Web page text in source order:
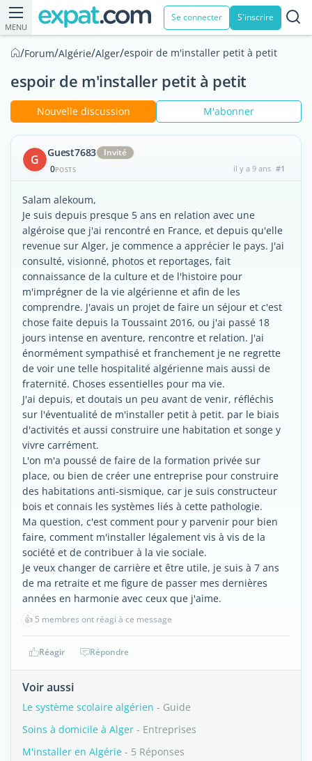
MENU
Se connecter S'inscrire
/Forum/Algérie/Alger/espoir de m'installer petit à petit
espoir de m'installer petit à petit
Nouvelle discussion M'abonner
G Guest7683
Invité
0POSTS il y a 9 ans #1
Salam alekoum,
Je suis depuis presque 5 ans en relation avec une
algéroise que j'ai rencontré en France, et depuis qu'elle
revenue sur Alger, je commence a apprécier le pays. J'ai
consulté, visionné, photos et reportages, fait
connaissance de la culture et de l'histoire pour
m'imprégner de la vie algérienne et afin de les
comprendre. J'avais un projet de faire un séjour et c'est
chose faite depuis la Toussaint 2016, ou j'ai passé 18
jours intense en aventure, rencontre et relation. J'ai
énormément sympathisé et franchement je ne regrette
de voir une telle hospitalité algérienne mais aussi de
fraternité. Choses essentielles pour ma vie.
J'ai depuis, et doutais un peu avant de venir, réfléchis
sur l'éventualité de m'installer petit à petit. par le biais
d'activités et aussi construire une habitation et songe y
vivre carrément.
L'on m'a poussé de faire de la formation privée sur
place, ou bien de créer une entreprise pour construire
des habitations anti-sismique, car je suis constructeur
bois et connais les systèmes liés à cette pathologie.
Ma question, c'est comment pour y parvenir pour bien
faire, comment m'installer légalement vis à vis de la
société et de contribuer à la vie sociale.
Je veux changer de carrière et être utile, je suis à 7 ans
de ma retraite et me figure de passer mes dernières
années en harmonie avec ceux que j'aime.
👍 5 membres ont réagi à ce message
Réagir Répondre
Voir aussi
Le système scolaire algérien - Guide
Soins à domicile à Alger - Entreprises
M'installer en Algérie - 5 Réponses